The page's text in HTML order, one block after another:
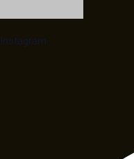
Instagram